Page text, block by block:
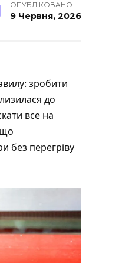
ОПУБЛІКОВАНО
9 Червня, 2026
зробити
до
все на
без перегріву